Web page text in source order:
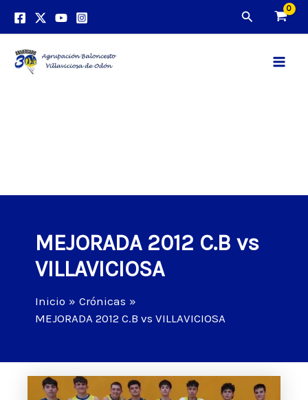
Buscar
MEJORADA 2012 C.B vs
VILLAVICIOSA
Inicio
Crónicas
MEJORADA 2012 C.B vs VILLAVICIOSA